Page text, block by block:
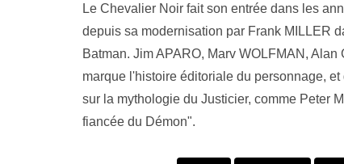
Le Chevalier Noir fait son entrée dans les
depuis sa modernisation par Frank MILLER
Batman. Jim APARO, Marv WOLFMAN,
marque l'histoire éditoriale du personnage,
sur la mythologie du Justicier, comme Peter
fiancée du Démon".